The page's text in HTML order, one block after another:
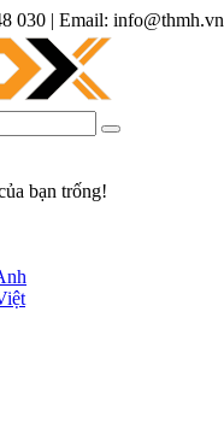
030 | Email: info@thmh.vn
bạn trống!